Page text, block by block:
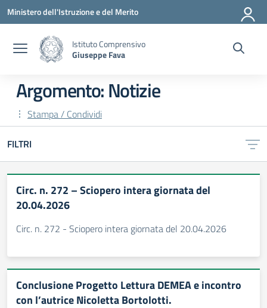
Vai ai contenuti
Vai al menu di navigazione
Vai al footer
Ministero dell'Istruzione e del Merito
Istituto Comprensivo
Giuseppe Fava
Argomento: Notizie
Stampa / Condividi
FILTRI
Circ. n. 272 – Sciopero intera giornata del
20.04.2026
Circ. n. 272 - Sciopero intera giornata del 20.04.2026
Conclusione Progetto Lettura DEMEA e incontro
con l’autrice Nicoletta Bortolotti.